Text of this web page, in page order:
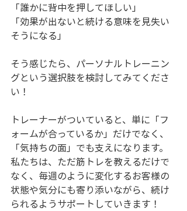
「誰かに背中を押してほしい」
「効果が出ないと続ける意味を見失い
そうになる」
そう感じたら、パーソナルトレーニン
グという選択肢を検討してみてくださ
い！
トレーナーがついていると、単に「フ
ォームが合っているか」だけでなく、
「気持ちの面」でも支えになります。
私たちは、ただ筋トレを教えるだけで
なく、毎週のように変化するお客様の
状態や気分にも寄り添いながら、続け
られるようサポートしていきます！